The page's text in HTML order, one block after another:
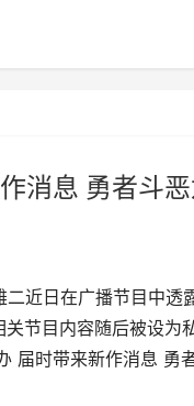
消息 勇者斗
近日在广播节目中透
节目内容随后被设为
届时带来新作消息 勇